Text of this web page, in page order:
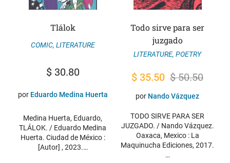
Tlálok
COMIC, LITERATURE
$30.80
por Eduardo Medina Huerta
Medina Huerta, Eduardo,
TLÁLOK. / Eduardo Medina
Huerta. Ciudad de México :
[Autor] , 2023.…
Todo sirve para ser
juzgado
LITERATURE, POETRY
$50.50
Original
price
$ 50.50.
$ 35.50 Current
price
$ 35.50.
por Nando Vázquez
TODO SIRVE PARA SER
JUZGADO. / Nando Vázquez.
Oaxaca, Mexico : La
Maquinucha Ediciones, 2017.
…